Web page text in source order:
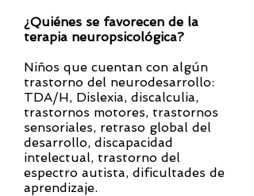
¿Quiénes se favorecen de la
terapia neuropsicológica?
Niños que cuentan con algún
trastorno del neurodesarrollo:
TDA/H, Dislexia, discalculia,
trastornos motores, trastornos
sensoriales, retraso global del
desarrollo, discapacidad
intelectual, trastorno del
espectro autista, dificultades de
aprendizaje.